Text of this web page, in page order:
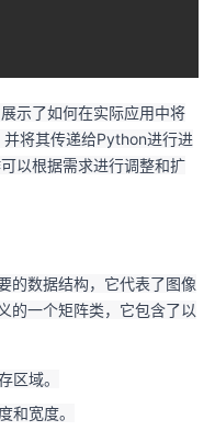
示了如何在实际应用中将
将其传递给Python进行进
以根据需求进行调整和扩
的数据结构，它代表了图像
的一个矩阵类，它包含了以
区域。
和宽度。